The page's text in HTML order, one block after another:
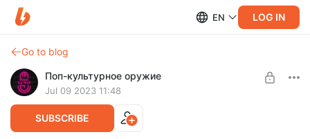
EN LOG IN
Go to blog
Поп-культурное оружие
Jul 09 2023 11:48
SUBSCRIBE